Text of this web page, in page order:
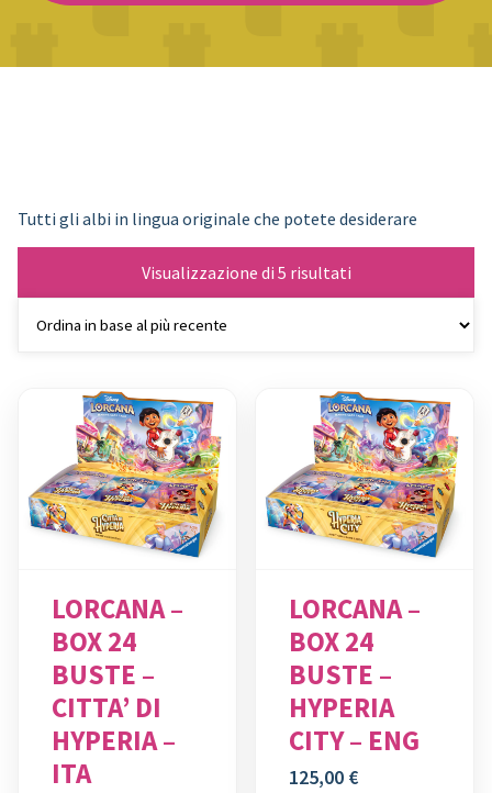
Tutti gli albi in lingua originale che potete desiderare
Visualizzazione di 5 risultatiOrdina
in
LORCANA –
BOX 24
BUSTE –
CITTA’ DI
HYPERIA –
ITA
LORCANA –
BOX 24
BUSTE –
HYPERIA
CITY – ENG
125,00 €